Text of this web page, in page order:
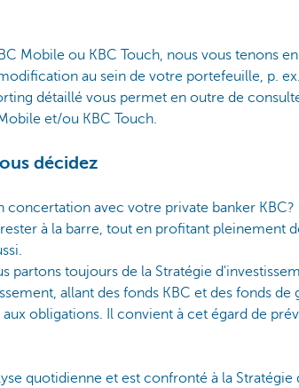
Mobile ou KBC Touch, nous vous tenons
au sein de votre portefeuille, p.
détaillé vous permet en outre de
et/ou KBC Touch.
décidez
concertation avec votre private banker
à la barre, tout en profitant pleinement
toujours de la Stratégie
allant des fonds KBC et des fonds
obligations. Il convient à cet égard de
quotidienne et est confronté à la Stratégie